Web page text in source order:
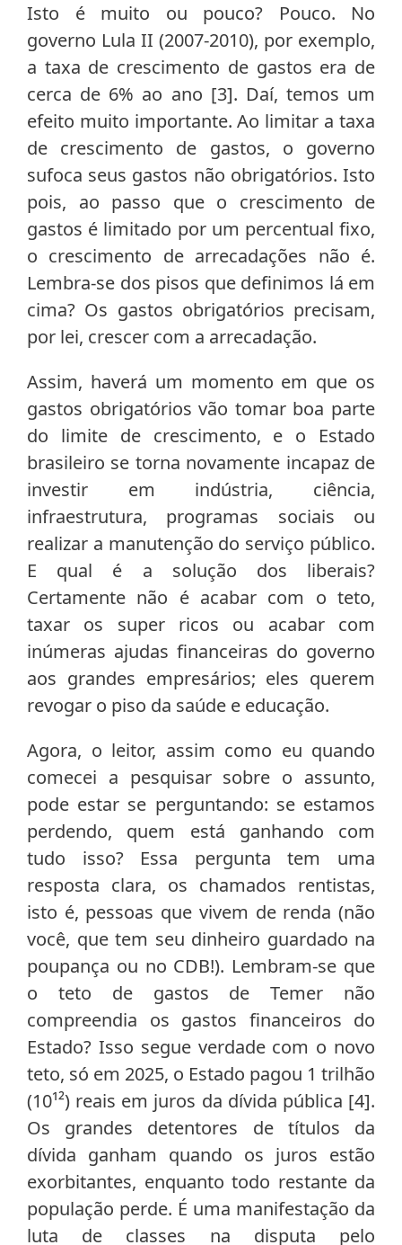
Isto é muito ou pouco? Pouco. No
governo Lula II (2007-2010), por exemplo,
a taxa de crescimento de gastos era de
cerca de 6% ao ano [3]. Daí, temos um
efeito muito importante. Ao limitar a taxa
de crescimento de gastos, o governo
sufoca seus gastos não obrigatórios. Isto
pois, ao passo que o crescimento de
gastos é limitado por um percentual fixo,
o crescimento de arrecadações não é.
Lembra-se dos pisos que definimos lá em
cima? Os gastos obrigatórios precisam,
por lei, crescer com a arrecadação.
Assim, haverá um momento em que os
gastos obrigatórios vão tomar boa parte
do limite de crescimento, e o Estado
brasileiro se torna novamente incapaz de
investir em indústria, ciência,
infraestrutura, programas sociais ou
realizar a manutenção do serviço público.
E qual é a solução dos liberais?
Certamente não é acabar com o teto,
taxar os super ricos ou acabar com
inúmeras ajudas financeiras do governo
aos grandes empresários; eles querem
revogar o piso da saúde e educação.
Agora, o leitor, assim como eu quando
comecei a pesquisar sobre o assunto,
pode estar se perguntando: se estamos
perdendo, quem está ganhando com
tudo isso? Essa pergunta tem uma
resposta clara, os chamados rentistas,
isto é, pessoas que vivem de renda (não
você, que tem seu dinheiro guardado na
poupança ou no CDB!). Lembram-se que
o teto de gastos de Temer não
compreendia os gastos financeiros do
Estado? Isso segue verdade com o novo
teto, só em 2025, o Estado pagou 1 trilhão
(10¹²) reais em juros da dívida pública [4].
Os grandes detentores de títulos da
dívida ganham quando os juros estão
exorbitantes, enquanto todo restante da
população perde. É uma manifestação da
luta de classes na disputa pelo